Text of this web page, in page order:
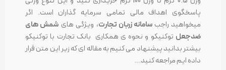
پاسخگوی اهداف مالی تمامی سرمایه گذاران است. اگر
میخواهید راجب سامانه زربان تجارت، ویژگی های شمش های
ضدجعل توکنیکو و نحوه ی همکاری بانک تجارت با توکنیکو
بیشتر بدانید پیشنهاد می کنیم به مقاله ای که زیر این متن قرار
داده ایم مراجعه کنید…